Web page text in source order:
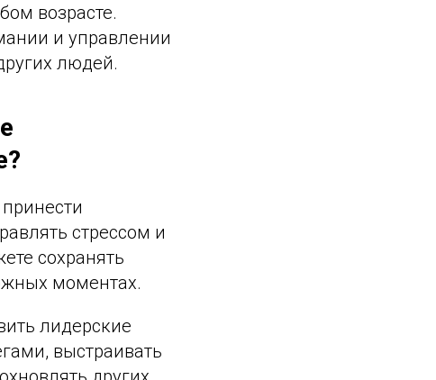
возрасте.
и управлении
людей.
стрессом и
сохранять
моментах.
лидерские
выстраивать